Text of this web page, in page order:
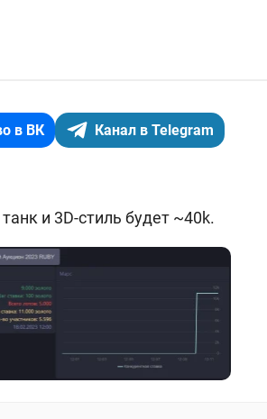
в ВК Канал в Telegram
и 3D-стиль будет ~40k.